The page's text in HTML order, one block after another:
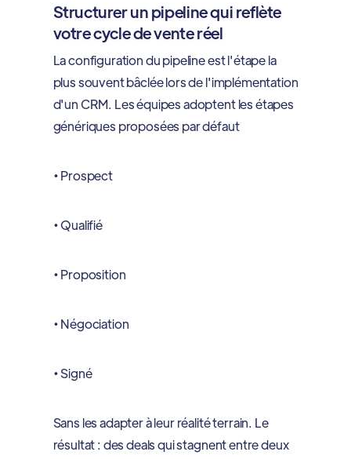
Structurer un pipeline qui reflète
votre cycle de vente réel
La configuration du pipeline est l'étape la
plus souvent bâclée lors de l'implémentation
d'un CRM. Les équipes adoptent les étapes
génériques proposées par défaut
• Prospect
• Qualifié
• Proposition
• Négociation
• Signé
Sans les adapter à leur réalité terrain. Le
résultat : des deals qui stagnent entre deux